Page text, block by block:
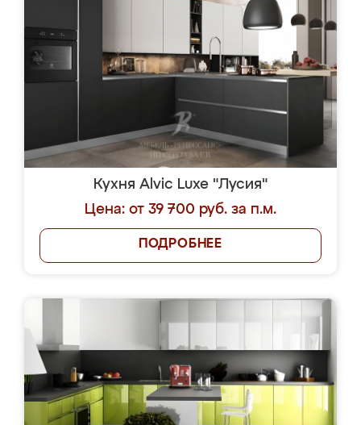
Кухня Alvic Luxe "Лусия"
Цена: от 39 700 руб. за п.м.
ПОДРОБНЕЕ